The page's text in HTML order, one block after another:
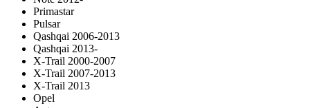
Primastar
Pulsar
Qashqai 2006-2013
Qashqai 2013-
X-Trail 2000-2007
X-Trail 2007-2013
X-Trail 2013
Opel